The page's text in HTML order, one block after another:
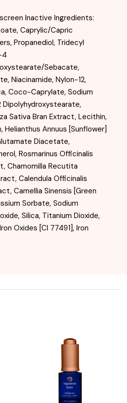
Inactive Ingredients:
Caprylic/Capric
Propanediol, Tridecyl
4
Sebacate,
Niacinamide, Nylon-12,
Coco-Caprylate, Sodium
Sativa Bran Extract, Lecithin,
Helianthus Annuus [Sunflower]
Diacetate,
Rosmarinus Officinalis
Chamomilla Recutita
Calendula Officinalis
Camellia Sinensis [Green
Sorbate, Sodium
Silica, Titanium Dioxide,
Oxides [Cl 77491], Iron